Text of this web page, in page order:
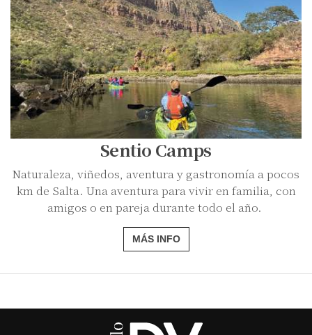
Sentio Camps
Naturaleza, viñedos, aventura y gastronomía a pocos
km de Salta. Una aventura para vivir en familia, con
amigos o en pareja durante todo el año.
MÁS INFO